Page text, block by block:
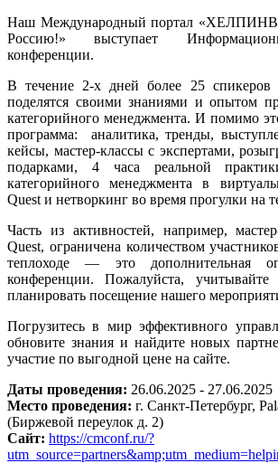
Наш Международный портал
Россию!» выступает
конференции.
В течение 2-х дней более 25 спикеров
поделятся своими знаниями и опытом
категорийного менеджмента. И помимо
программа: аналитика, тренды,
кейсы, мастер-классы с экспертами,
подарками, 4 часа реальной
категорийного менеджмента в
Quest и нетворкинг во время прогулки на
Часть из активностей, например,
Quest, ограничена количеством
теплоходе — это дополнительная
конференции. Пожалуйста, учитывайте
планировать посещение нашего
Погрузитесь в мир эффективного
обновите знания и найдите новых
участие по выгодной цене на сайте.
Даты проведения: 26.06.2025 - 27.06.2025
Место проведения: г. Санкт-Петербург,
(Биржевой переулок д. 2)
Сайт: https://cmconf.ru/?